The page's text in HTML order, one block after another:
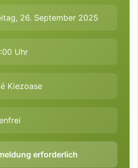
26. September 2025
Uhr
Kiezoase
erforderlich